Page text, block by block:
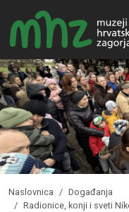
Naslovnica
Događanja
Radionice, konji i sveti